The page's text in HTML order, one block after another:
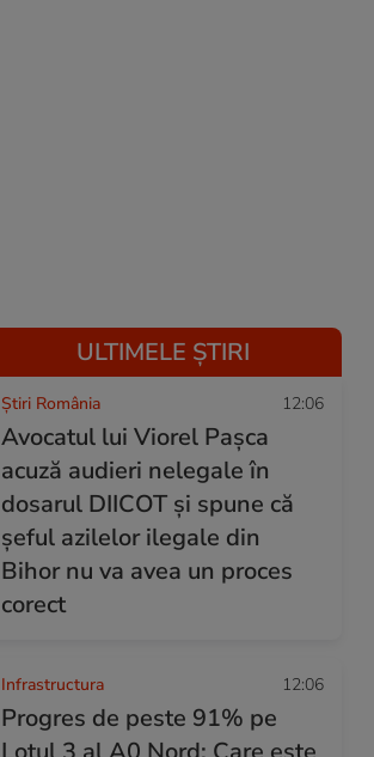
ULTIMELE ȘTIRI
Știri România 12:06
Avocatul lui Viorel Pașca
acuză audieri nelegale în
dosarul DIICOT și spune că
șeful azilelor ilegale din
Bihor nu va avea un proces
corect
Infrastructura 12:06
Progres de peste 91% pe